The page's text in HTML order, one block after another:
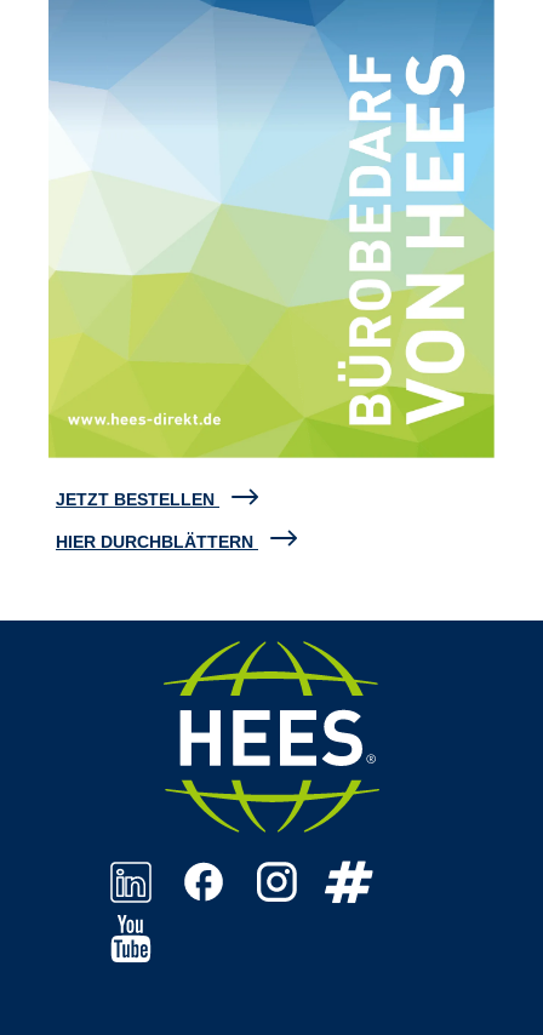
JETZT BESTELLEN
HIER DURCHBLÄTTERN